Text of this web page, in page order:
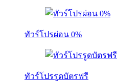
ทัวร์โปรผ่อน 0%
ทัวร์โปรรูดบัตรฟรี